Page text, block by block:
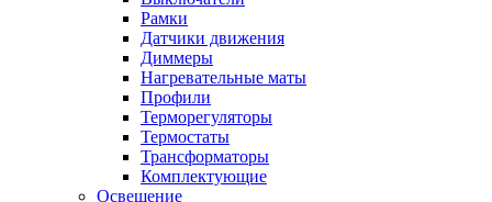
Рамки
Датчики движения
Диммеры
Нагревательные маты
Профили
Терморегуляторы
Термостаты
Трансформаторы
Комплектующие
Освещение